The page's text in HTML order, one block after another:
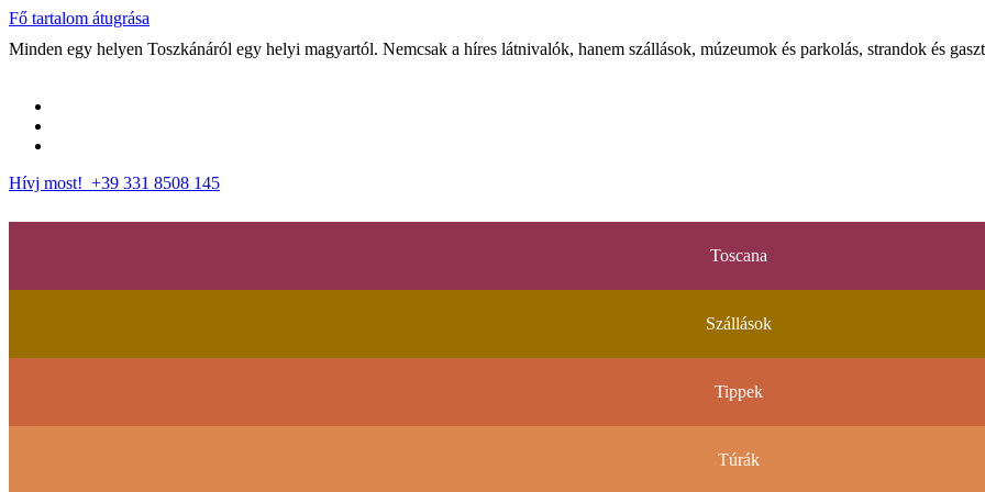
Fő tartalom átugrása
Minden egy helyen Toszkánáról egy helyi magyartól. Nemcsak a híres látnivalók, hanem szállások, múzeumok és parkolás, strandok és
Hívj most! +39 331 8508 145
Toscana
Szállások
Tippek
Túrák